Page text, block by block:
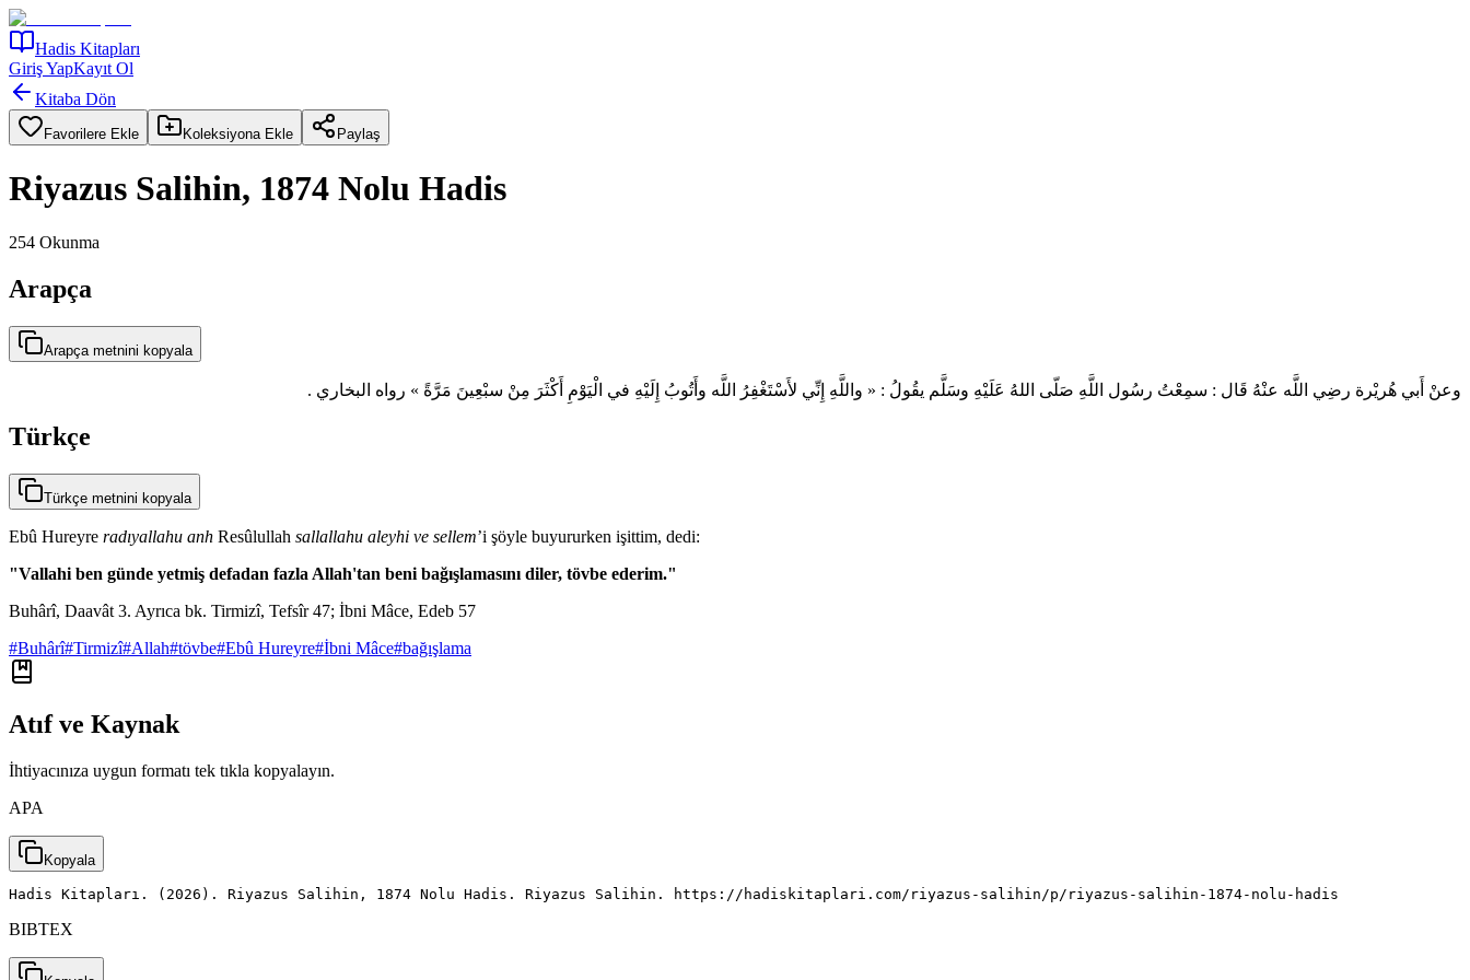
Hadis Kitapları
Giriş YapKayıt Ol
Kitaba Dön
Favorilere Ekle Koleksiyona Ekle Paylaş
Riyazus Salihin, 1874 Nolu Hadis
254 Okunma
Arapça
Arapça metnini kopyala
وعنْ أَبي هُريْرة رضِي اللَّه عنْهُ قَال : سمِعْتُ رسُول اللَّهِ صَلّى اللهُ عَلَيْهِ وسَلَّم يقُولُ : « واللَّهِ إِنِّي لأَسْتَغْفِرُ اللَّه وأَتُوبُ إِلَيْهِ في الْيَوْمِ أَكْثَرَ مِنْ سبْعِينَ مَرَّةً » رواه البخاري .
Türkçe
Türkçe metnini kopyala
Ebû Hureyre radıyallahu anh Resûlullah sallallahu aleyhi ve sellem’i şöyle buyururken işittim, dedi:
"Vallahi ben günde yetmiş defadan fazla Allah'tan beni bağışlamasını diler, tövbe ederim."
Buhârî, Daavât 3. Ayrıca bk. Tirmizî, Tefsîr 47; İbni Mâce, Edeb 57
#Buhârî#Tirmizî#Allah#tövbe#Ebû Hureyre#İbni Mâce#bağışlama
Atıf ve Kaynak
İhtiyacınıza uygun formatı tek tıkla kopyalayın.
APA
Kopyala
Hadis Kitapları. (2026). Riyazus Salihin, 1874 Nolu Hadis. Riyazus Salihin. https://hadiskitaplari.com/riyazus-salihin/p/riyazus-salihin-1874-nolu-hadis
BIBTEX